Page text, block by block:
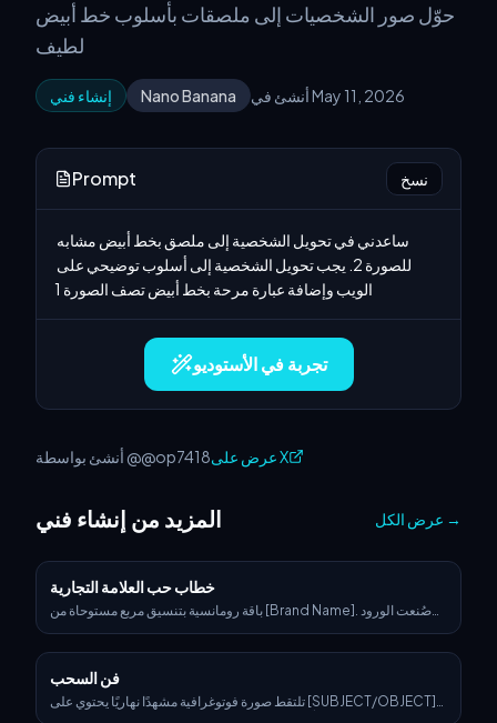
حوّل صور الشخصيات إلى ملصقات بأسلوب خط أبيض
لطيف
إنشاء فني Nano Banana أنشئ في May 11, 2026
Prompt نسخ
الويب وإضافة عبارة مرحة بخط أبيض تصف الصورة 1
تجربة في الأستوديو
أنشئ بواسطة @@op7418 عرض على X
المزيد من إنشاء فني عرض الكل →
خطاب حب العلامة التجارية
باقة رومانسية بتنسيق مربع مستوحاة من [Brand Name]. صُنعت الورود
ضعها على سطح يتماشى مع جمالية العلامة. أضف بطاقة رسالة بجانب الباقة
تتضمن شعارًا عاطفيًا قصيرًا من 3 كلمات يمثّل روح العلامة. ضمّن شعار
فن السحب
تلتقط صورة فوتوغرافية مشهدًا نهاريًا يحتوي على [SUBJECT/OBJECT]